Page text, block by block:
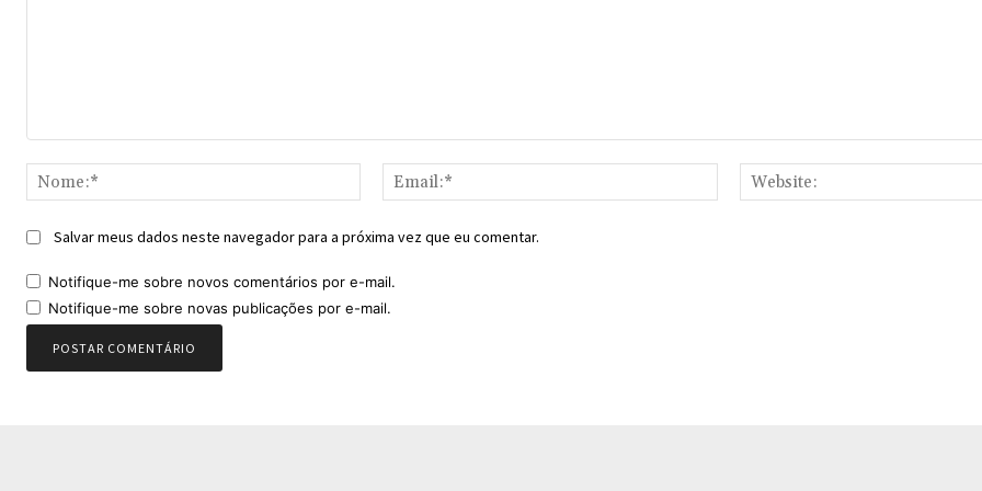
Nome:*
Email:*
Salvar meus dados neste navegador para a próxima vez que eu comentar.
Notifique-me sobre novos comentários por e-mail.
Notifique-me sobre novas publicações por e-mail.